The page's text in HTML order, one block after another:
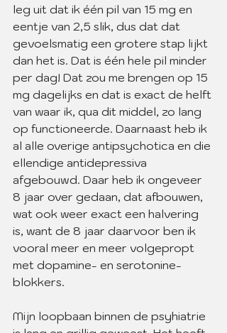
leg uit dat ik één pil van 15 mg en
eentje van 2,5 slik, dus dat dat
gevoelsmatig een grotere stap lijkt
dan het is. Dat is één hele pil minder
per dag! Dat zou me brengen op 15
mg dagelijks en dat is exact de helft
van waar ik, qua dit middel, zo lang
op functioneerde. Daarnaast heb ik
al alle overige antipsychotica en die
ellendige antidepressiva
afgebouwd. Daar heb ik ongeveer
8 jaar over gedaan, dat afbouwen,
wat ook weer exact een halvering
is, want de 8 jaar daarvoor ben ik
vooral meer en meer volgepropt
met dopamine- en serotonine-
blokkers.
Mijn loopbaan binnen de psyhiatrie